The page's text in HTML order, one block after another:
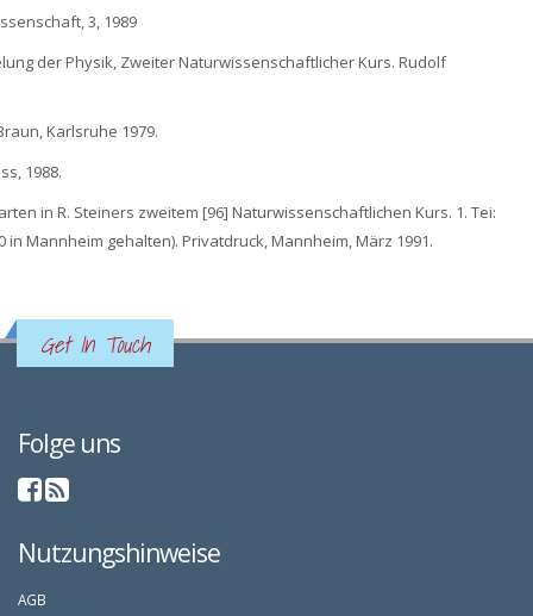
3, 1989
der Physik, Zweiter Naturwissenschaftlicher Kurs. Rudolf
Karlsruhe 1979.
1988.
in R. Steiners zweitem [96] Naturwissenschaftlichen Kurs. 1. Tei:
Mannheim gehalten). Privatdruck, Mannheim, März 1991.
Get In Touch
Folge uns
Nutzungshinweise
AGB